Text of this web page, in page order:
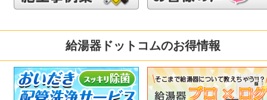
給湯器ドットコムのお得情報